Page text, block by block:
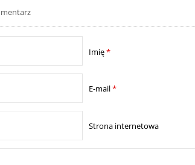
Imię*
E-mail*
Strona internetowa